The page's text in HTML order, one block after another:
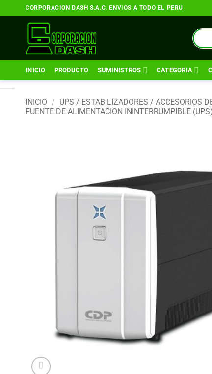
al
contenido
CORPORACION DASH S.A.C. ENVIOS A TODO EL PERU
de
INICIO PRODUCTO SUMINISTROS CATEGORIA
INICIO / UPS / ESTABILIZADORES / ACCESORIOS
FUENTE DE ALIMENTACION ININTERRUMPIBLE (UPS)